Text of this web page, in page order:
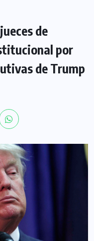
de
por
de Trump